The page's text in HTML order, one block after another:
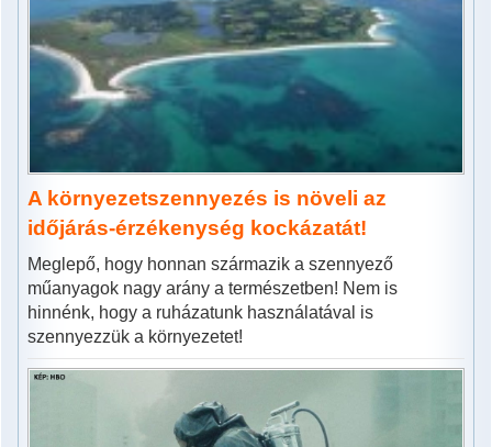
A környezetszennyezés is növeli az
időjárás-érzékenység kockázatát!
Meglepő, hogy honnan származik a szennyező
műanyagok nagy arány a természetben! Nem is
hinnénk, hogy a ruházatunk használatával is
szennyezzük a környezetet!